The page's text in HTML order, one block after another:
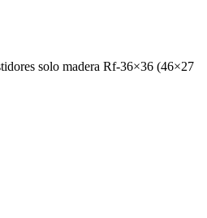
solo madera Rf-36×36 (46×27